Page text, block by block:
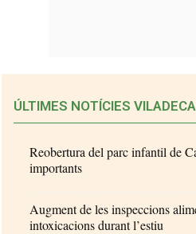
ÚLTIMES NOTÍCIES
Reobertura del parc infantil de
importants
Augment de les inspeccions
intoxicacions durant l’estiu